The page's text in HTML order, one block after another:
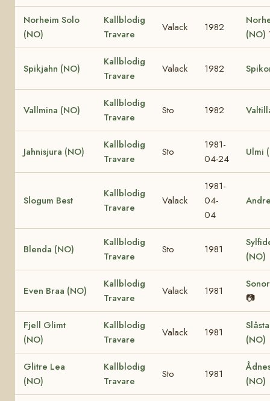
Norheim Solo
(NO)
Kallblodig
Travare
Valack 1982
(NO)
Spikjahn (NO)
Kallblodig
Travare
Valack 1982
Vallmina (NO)
Kallblodig
Travare
Sto 1982
Jahnisjura (NO)
Kallblodig
Travare
Sto
1981-
04-24
Ulmi
Slogum Best
Kallblodig
Travare
Valack
1981-
04-
04
Blenda (NO)
Kallblodig
Travare
Sto 1981
(NO)
Even Braa (NO)
Kallblodig
Travare
Valack 1981
📷
Fjell Glimt
(NO)
Kallblodig
Travare
Valack 1981
(NO)
Glitre Lea
(NO)
Kallblodig
Travare
Sto 1981
(NO)